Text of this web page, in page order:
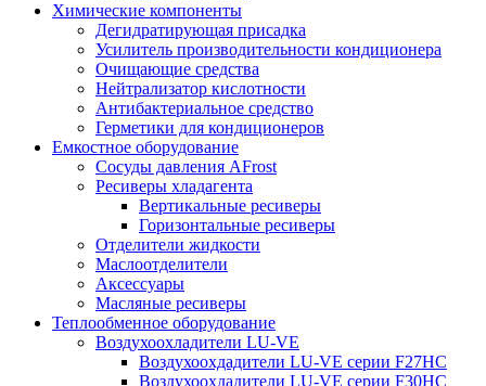
Химические компоненты
Дегидратирующая присадка
Усилитель производительности кондиционера
Очищающие средства
Нейтрализатор кислотности
Антибактериальное средство
Герметики для кондиционеров
Емкостное оборудование
Сосуды давления AFrost
Ресиверы хладагента
Вертикальные ресиверы
Горизонтальные ресиверы
Отделители жидкости
Маслоотделители
Аксессуары
Масляные ресиверы
Теплообменное оборудование
Воздухоохладители LU-VE
Воздухоохдадители LU-VE серии F27HC
Воздухоохдадители LU-VE серии F30HC